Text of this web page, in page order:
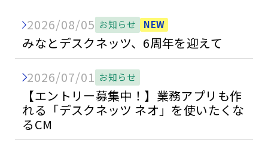
2026/08/05 お知らせ NEW
みなとデスクネッツ、6周年を迎えて
2026/07/01 お知らせ
【エントリー募集中！】業務アプリも作
れる「デスクネッツ ネオ」を使いたくな
るCM